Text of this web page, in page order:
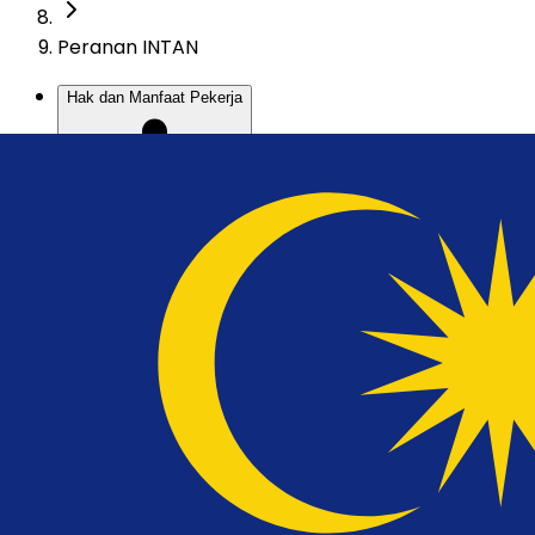
Peranan INTAN
Hak dan Manfaat Pekerja
Peluang Peningkatan Kemahiran